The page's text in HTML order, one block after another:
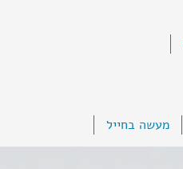
מעשה בחייל